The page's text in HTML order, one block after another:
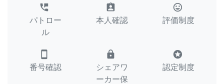
perm_phone_msg
パトロー
ル
assignment_ind
本人確認
tag_faces
評価制度
smartphone
番号確認
lock
シェアワ
ーカー保
stars
認定制度